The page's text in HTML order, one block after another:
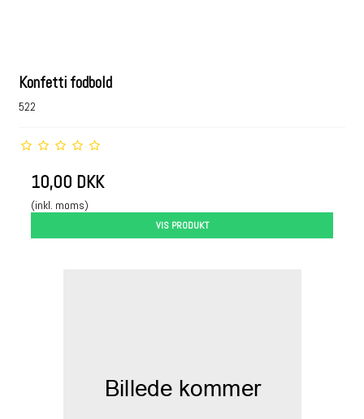
Konfetti fodbold
522
10,00 DKK
(inkl. moms)
VIS PRODUKT